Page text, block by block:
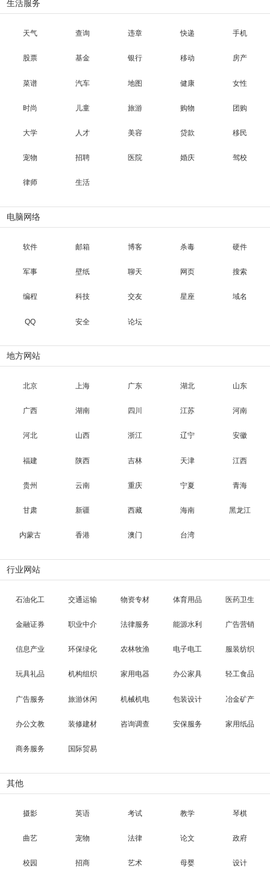
生活服务
天气 查询 违章 快递 手机
股票 基金 银行 移动 房产
菜谱 汽车 地图 健康 女性
时尚 儿童 旅游 购物 团购
大学 人才 美容 贷款 移民
宠物 招聘 医院 婚庆 驾校
律师 生活
电脑网络
软件 邮箱 博客 杀毒 硬件
军事 壁纸 聊天 网页 搜索
编程 科技 交友 星座 域名
QQ 安全 论坛
地方网站
北京 上海 广东 湖北 山东
广西 湖南 四川 江苏 河南
河北 山西 浙江 辽宁 安徽
福建 陕西 吉林 天津 江西
贵州 云南 重庆 宁夏 青海
甘肃 新疆 西藏 海南 黑龙江
内蒙古 香港 澳门 台湾
行业网站
石油化工 交通运输 物资专材 体育用品 医药卫生
金融证券 职业中介 法律服务 能源水利 广告营销
信息产业 环保绿化 农林牧渔 电子电工 服装纺织
玩具礼品 机构组织 家用电器 办公家具 轻工食品
广告服务 旅游休闲 机械机电 包装设计 冶金矿产
办公文教 装修建材 咨询调查 安保服务 家用纸品
商务服务 国际贸易
其他
摄影 英语 考试 教学 琴棋
曲艺 宠物 法律 论文 政府
校园 招商 艺术 母婴 设计